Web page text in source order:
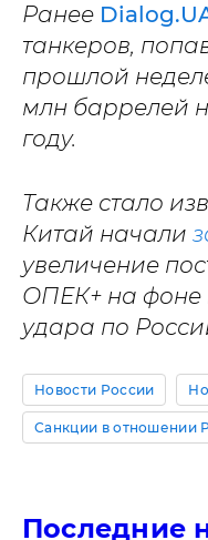
Ранее
танкеров,
прошлой
млн баррелей
году.
Также стало
Китай начали
увеличение
ОПЕК+ на фоне
удара по
Новости России
Санкции в отношении
Последние